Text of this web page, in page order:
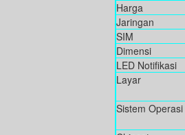
Harga
Jaringan
SIM
Dimensi
LED Notifikasi
Layar
Sistem Operasi